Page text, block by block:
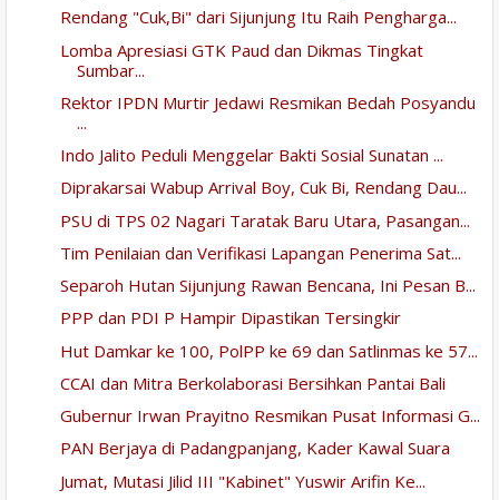
Rendang "Cuk,Bi" dari Sijunjung Itu Raih Pengharga...
Lomba Apresiasi GTK Paud dan Dikmas Tingkat
Sumbar...
Rektor IPDN Murtir Jedawi Resmikan Bedah Posyandu
...
Indo Jalito Peduli Menggelar Bakti Sosial Sunatan ...
Diprakarsai Wabup Arrival Boy, Cuk Bi, Rendang Dau...
PSU di TPS 02 Nagari Taratak Baru Utara, Pasangan...
Tim Penilaian dan Verifikasi Lapangan Penerima Sat...
Separoh Hutan Sijunjung Rawan Bencana, Ini Pesan B...
PPP dan PDI P Hampir Dipastikan Tersingkir
Hut Damkar ke 100, PolPP ke 69 dan Satlinmas ke 57...
CCAI dan Mitra Berkolaborasi Bersihkan Pantai Bali
Gubernur Irwan Prayitno Resmikan Pusat Informasi G...
PAN Berjaya di Padangpanjang, Kader Kawal Suara
Jumat, Mutasi Jilid III "Kabinet" Yuswir Arifin Ke...